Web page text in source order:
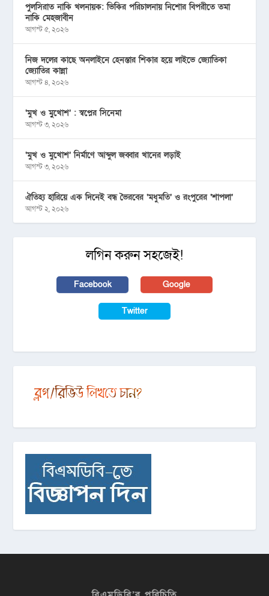
পুলসিরাত নাকি খলনায়ক: ভিকির পরিচালনায় নিশোর বিপরীতে তমা
নাকি মেহজাবীন
আগস্ট ৫, ২০২৬
নিজ দলের কাছে অনলাইনে হেনস্তার শিকার হয়ে লাইভে জ্যোতিকা
জ্যোতির কান্না
আগস্ট ৪, ২০২৬
‘মুখ ও মু্খোশ’ : স্বপ্নের সিনেমা
আগস্ট ৩, ২০২৬
‘মুখ ও মুখোশ’ নির্মাণে আব্দুল জব্বার খানের লড়াই
আগস্ট ৩, ২০২৬
ঐতিহ্য হারিয়ে এক দিনেই বন্ধ ভৈরবের ‘মধুমতি’ ও রংপুরের ‘শাপলা’
আগস্ট ২, ২০২৬
লগিন করুন সহজেই!
Facebook Google
Twitter